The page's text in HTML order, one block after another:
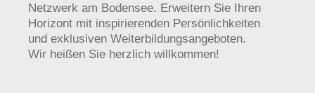
Netzwerk am Bodensee. Erweitern Sie Ihren
Horizont mit inspirierenden Persönlichkeiten
und exklusiven Weiterbildungsangeboten.
Wir heißen Sie herzlich willkommen!